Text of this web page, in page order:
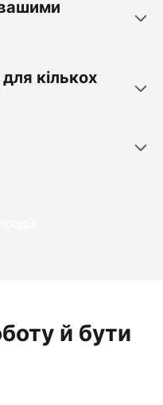
кількох
й бути